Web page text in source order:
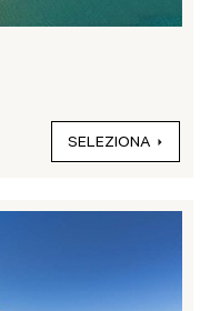
SELEZIONA